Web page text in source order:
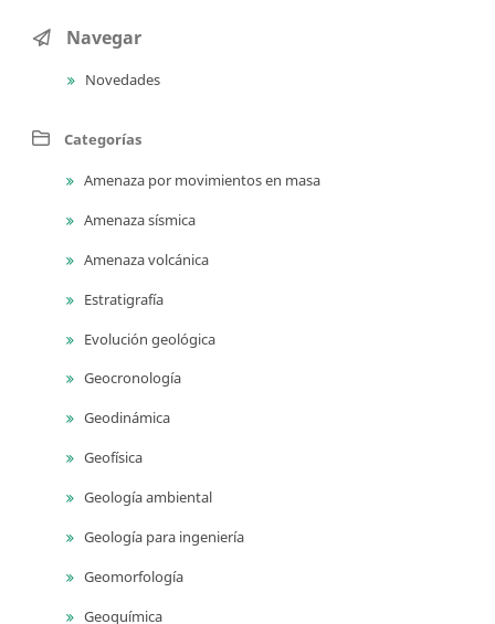
Navegar
Novedades
Categorías
Amenaza por movimientos en masa
Amenaza sísmica
Amenaza volcánica
Estratigrafía
Evolución geológica
Geocronología
Geodinámica
Geofísica
Geología ambiental
Geología para ingeniería
Geomorfología
Geoquímica